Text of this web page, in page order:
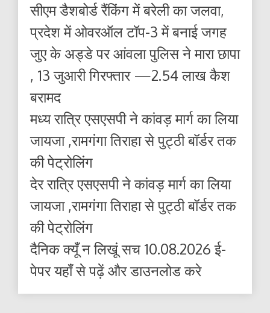
सीएम डैशबोर्ड रैंकिंग में बरेली का जलवा,
प्रदेश में ओवरऑल टॉप-3 में बनाई जगह
जुए के अड्डे पर आंवला पुलिस ने मारा छापा
, 13 जुआरी गिरफ्तार —2.54 लाख कैश
बरामद
मध्य रात्रि एसएसपी ने कांवड़ मार्ग का लिया
जायजा ,रामगंगा तिराहा से पुट्ठी बॉर्डर तक
की पेट्रोलिंग
देर रात्रि एसएसपी ने कांवड़ मार्ग का लिया
जायजा ,रामगंगा तिराहा से पुट्ठी बॉर्डर तक
की पेट्रोलिंग
दैनिक क्यूँ न लिखूं सच 10.08.2026 ई-
पेपर यहाँ से पढ़ें और डाउनलोड करे